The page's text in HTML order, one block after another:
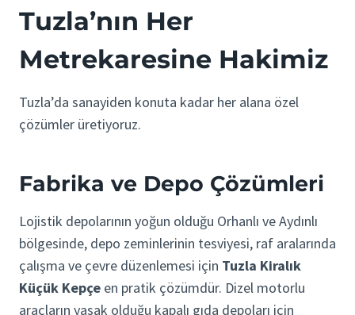
Tuzla’nın Her
Metrekaresine Hakimiz
Tuzla’da sanayiden konuta kadar her alana özel
çözümler üretiyoruz.
Fabrika ve Depo Çözümleri
Lojistik depolarının yoğun olduğu Orhanlı ve Aydınlı
bölgesinde, depo zeminlerinin tesviyesi, raf aralarında
çalışma ve çevre düzenlemesi için Tuzla Kiralık
Küçük Kepçe en pratik çözümdür. Dizel motorlu
araçların yasak olduğu kapalı gıda depoları için